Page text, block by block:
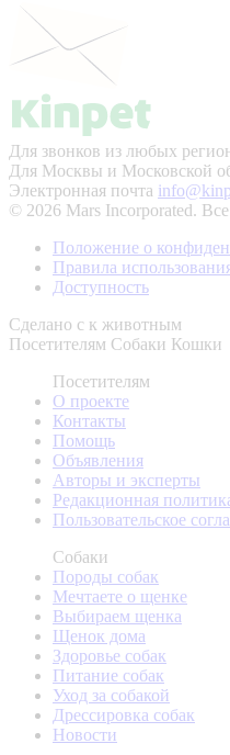
Для звонков из любых
Для Москвы и Московской
Электронная почта
© 2026 Mars Incorporated.
Положение о
Правила
Доступность
Сделано с к животным
Посетителям Собаки Кошки
Посетителям
О проекте
Контакты
Помощь
Объявления
Авторы и эксперты
Редакционная
Пользовательское
Собаки
Породы собак
Мечтаете о щенке
Выбираем щенка
Щенок дома
Здоровье собак
Питание собак
Уход за собакой
Дрессировка собак
Новости